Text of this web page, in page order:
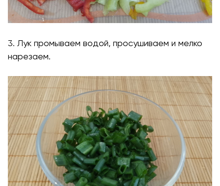
3. Лук промываем водой, просушиваем и мелко
нарезаем.